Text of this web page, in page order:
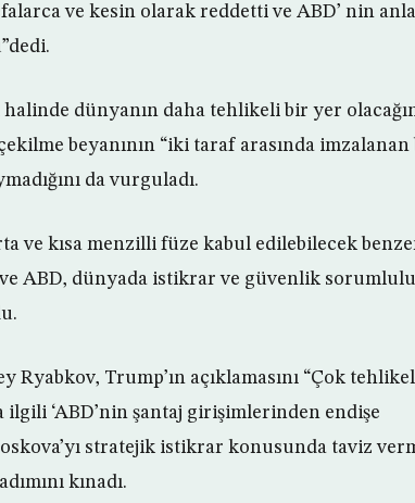
ve kesin olarak reddetti ve ABD’ nin
halinde dünyanın daha tehlikeli bir yer
beyanının “iki taraf arasında imzalanan
da vurguladı.
ve kısa menzilli füze kabul edilebilecek
ABD, dünyada istikrar ve güvenlik
Ryabkov, Trump’ın açıklamasını “Çok
ilgili ‘ABD’nin şantaj girişimlerinden endişe
stratejik istikrar konusunda taviz
kınadı.